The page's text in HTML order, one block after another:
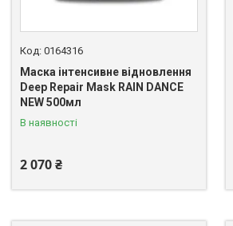
0164316
Маска інтенсивне відновлення
Deep Repair Mask RAIN DANCE
NEW 500мл
В наявності
2 070 ₴